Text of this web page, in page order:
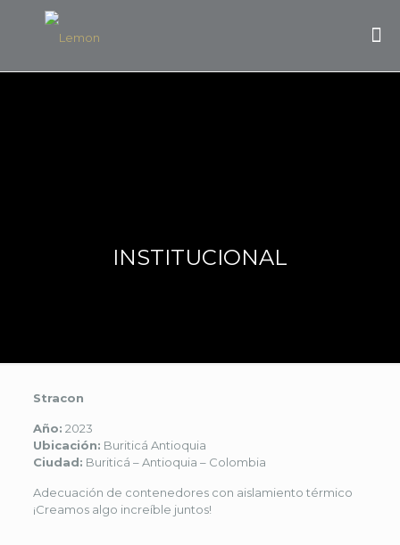
INSTITUCIONAL
Stracon
Año: 2023
Ubicación: Buriticá Antioquia
Ciudad: Buriticá – Antioquia – Colombia
Adecuación de contenedores con aislamiento térmico
¡Creamos algo increíble juntos!